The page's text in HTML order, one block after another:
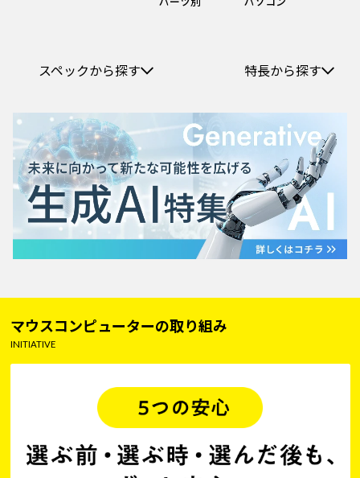
スペックから探す 特長から探す
マウスコンピューターの取り組み
INITIATIVE